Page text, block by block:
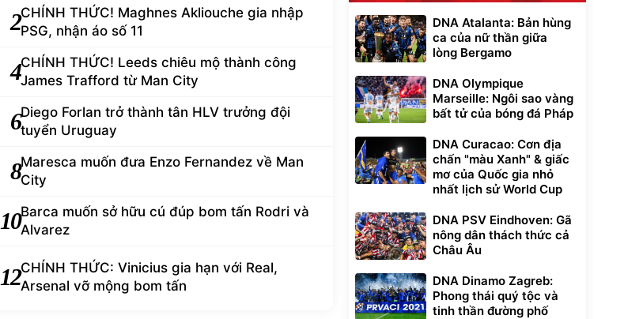
2CHÍNH THỨC! Maghnes Akliouche gia nhập
PSG, nhận áo số 11
4CHÍNH THỨC! Leeds chiêu mộ thành công
James Trafford từ Man City
6Diego Forlan trở thành tân HLV trưởng đội
tuyển Uruguay
8Maresca muốn đưa Enzo Fernandez về Man
City
10Barca muốn sở hữu cú đúp bom tấn Rodri và
Alvarez
12CHÍNH THỨC: Vinicius gia hạn với Real,
Arsenal vỡ mộng bom tấn
DNA Atalanta: Bản hùng
ca của nữ thần giữa
lòng Bergamo
DNA Olympique
Marseille: Ngôi sao vàng
bất tử của bóng đá Pháp
DNA Curacao: Cơn địa
chấn "màu Xanh" & giấc
mơ của Quốc gia nhỏ
nhất lịch sử World Cup
DNA PSV Eindhoven: Gã
nông dân thách thức cả
Châu Âu
DNA Dinamo Zagreb:
Phong thái quý tộc và
tinh thần đường phố